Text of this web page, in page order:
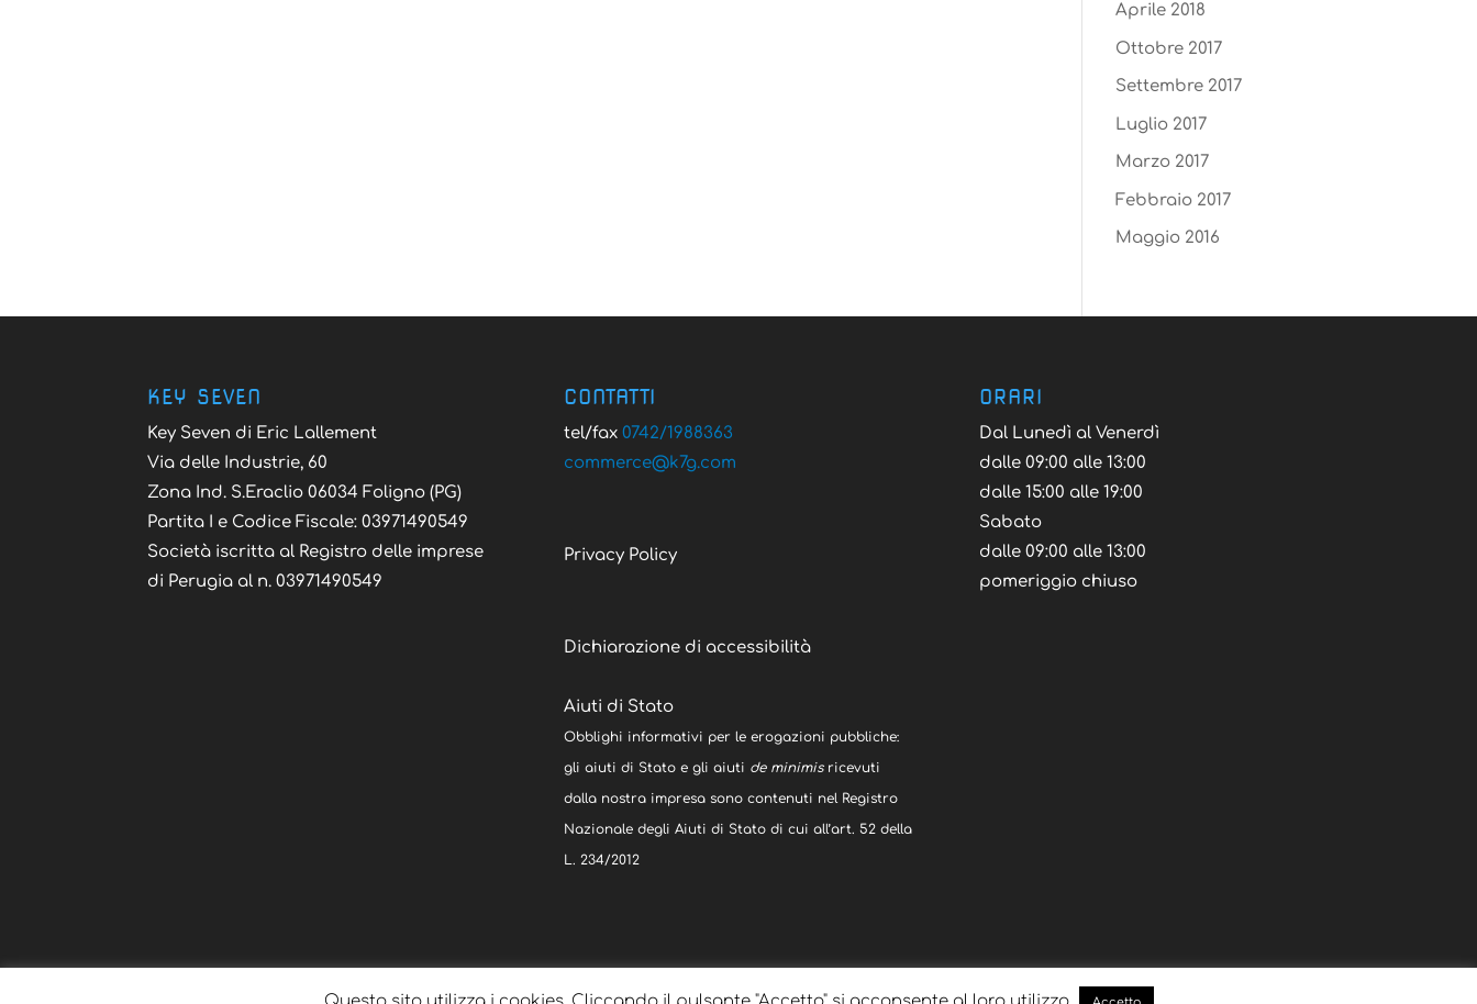
Aprile 2018
Ottobre 2017
Settembre 2017
Luglio 2017
Marzo 2017
Febbraio 2017
Maggio 2016
KEY SEVEN
Key Seven di Eric Lallement
Via delle Industrie, 60
Zona Ind. S.Eraclio 06034 Foligno (PG)
Partita I e Codice Fiscale: 03971490549
Società iscritta al Registro delle imprese
di Perugia al n. 03971490549
CONTATTI
tel/fax 0742/1988363
moc.g7k
@ecremmoc
Privacy Policy
Dichiarazione di accessibilità
Aiuti di Stato
Obblighi informativi per le erogazioni pubbliche:
gli aiuti di Stato e gli aiuti de minimisricevuti
dalla nostra impresa sono contenuti nel Registro
Nazionale degli Aiuti di Stato di cui all’art. 52 della
L. 234/2012
ORARI
Dal Lunedì al Venerdì
dalle 09:00 alle 13:00
dalle 15:00 alle 19:00
Sabato
dalle 09:00 alle 13:00
pomeriggio chiuso